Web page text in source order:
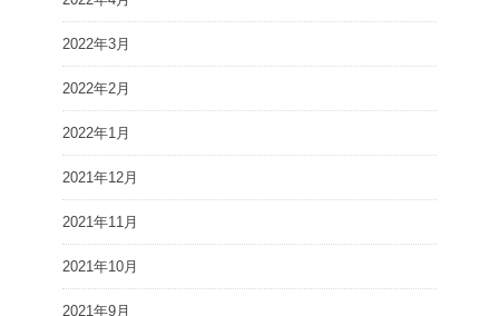
2022年3月
2022年2月
2022年1月
2021年12月
2021年11月
2021年10月
2021年9月